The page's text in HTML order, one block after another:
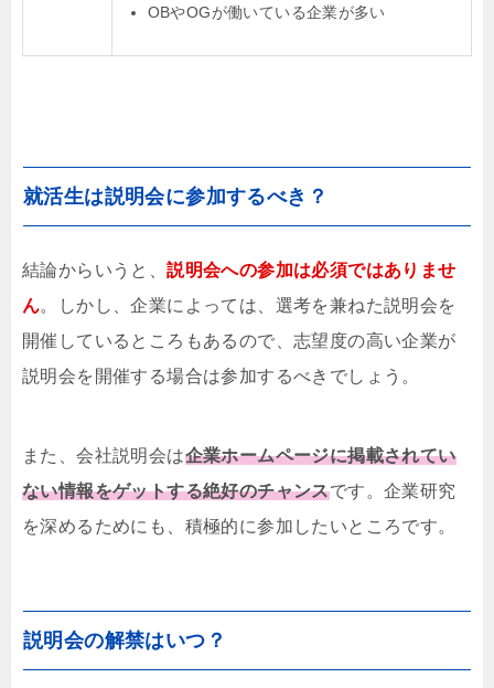
OBやOGが働いている企業が多い
就活生は説明会に参加するべき？
結論からいうと、説明会への参加は必須ではありませ
ん。しかし、企業によっては、選考を兼ねた説明会を
開催しているところもあるので、志望度の高い企業が
説明会を開催する場合は参加するべきでしょう。
また、会社説明会は企業ホームページに掲載されてい
ない情報をゲットする絶好のチャンスです。企業研究
を深めるためにも、積極的に参加したいところです。
説明会の解禁はいつ？